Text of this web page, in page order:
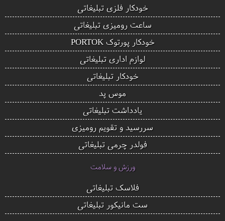
خودکار فلزی تبلیغاتی
ساعت رومیزی تبلیغاتی
خودکار پورتوک PORTOK
لوازم اداری تبلیغاتی
خودکار تبلیغاتی
موس پد
یادداشت تبلیغاتی
سررسید و تقویم رومیزی
فولدر چرمی تبلیغاتی
ورزش و سلامت
فلاسک تبلیغاتی
ست مانیکور تبلیغاتی